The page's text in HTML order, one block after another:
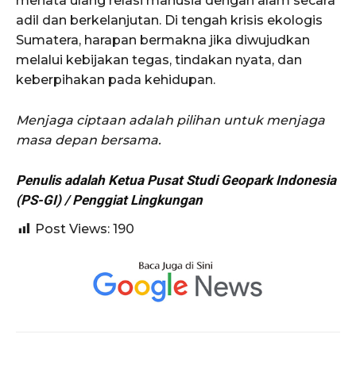
adil dan berkelanjutan. Di tengah krisis ekologis
Sumatera, harapan bermakna jika diwujudkan
melalui kebijakan tegas, tindakan nyata, dan
keberpihakan pada kehidupan.
Menjaga ciptaan adalah pilihan untuk menjaga
masa depan bersama.
Penulis adalah Ketua Pusat Studi Geopark Indonesia
(PS-GI) / Penggiat Lingkungan
Post Views: 190